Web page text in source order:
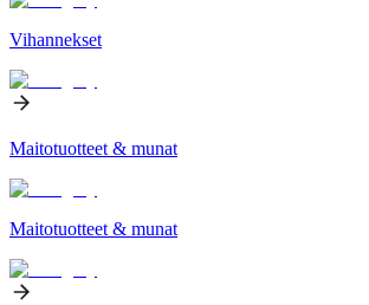
Vihannekset
Maitotuotteet & munat
Maitotuotteet & munat